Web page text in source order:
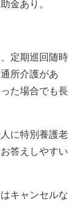
金あり。
定期巡回随時
所介護があ
た場合でも長
に特別養護老
答えしやすい
はキャンセルな